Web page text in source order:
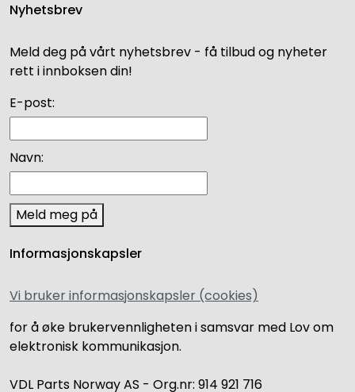
Nyhetsbrev
Meld deg på vårt nyhetsbrev - få tilbud og nyheter
rett i innboksen din!
E-post:
Navn:
Meld meg på
Informasjonskapsler
Vi bruker informasjonskapsler (cookies)
for å øke brukervennligheten i samsvar med Lov om
elektronisk kommunikasjon.
VDL Parts Norway AS - Org.nr: 914 921 716